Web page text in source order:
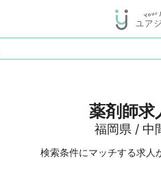
薬剤師求
福岡県 / 中
検索条件にマッチする求人